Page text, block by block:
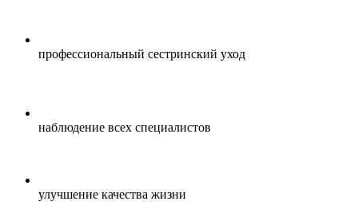
профессиональный сестринский уход
наблюдение всех специалистов
улучшение качества жизни